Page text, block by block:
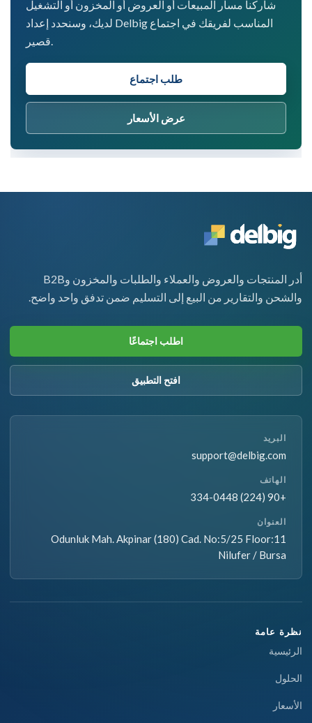
شاركنا مسار المبيعات أو العروض أو المخزون أو التشغيل
لديك، وسنحدد إعداد Delbig المناسب لفريقك في اجتماع
قصير.
طلب اجتماع
عرض الأسعار
أدر المنتجات والعروض والعملاء والطلبات والمخزون وB2B
والشحن والتقارير من البيع إلى التسليم ضمن تدفق واحد واضح.
اطلب اجتماعًا
افتح التطبيق
البريد
support@delbig.com
الهاتف
+90 (224) 334-0448
العنوان
Odunluk Mah. Akpinar (180) Cad. No:5/25 Floor:11
Nilufer / Bursa
نظرة عامة
الرئيسية
الحلول
الأسعار